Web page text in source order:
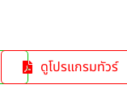
ดูโปรแกรมทัวร์